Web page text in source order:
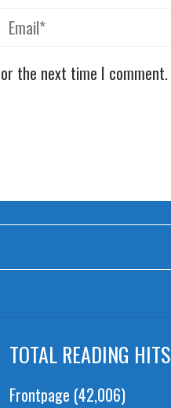
the next time I comment.
TOTAL READING HITS
Frontpage (42,006)